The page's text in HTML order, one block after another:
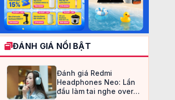
ĐÁNH GIÁ NỔI BẬT
Đánh giá Redmi
Headphones Neo: Lần
đầu làm tai nghe over-